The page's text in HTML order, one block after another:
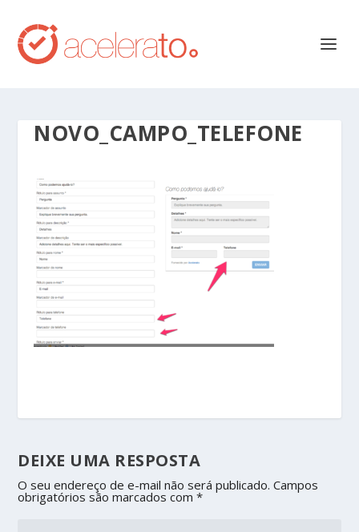
NOVO_CAMPO_TELEFONE
DEIXE UMA RESPOSTA
O seu endereço de e-mail não será publicado. Campos
obrigatórios são marcados com*